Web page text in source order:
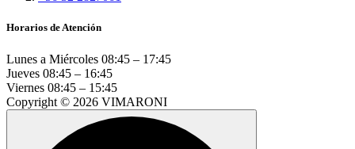
Horarios de Atención
Lunes a Miércoles 08:45 – 17:45
Jueves 08:45 – 16:45
Viernes 08:45 – 15:45
Copyright © 2026 VIMARONI